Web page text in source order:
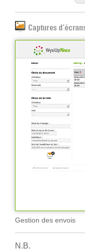
Gestion des envois
N.B.